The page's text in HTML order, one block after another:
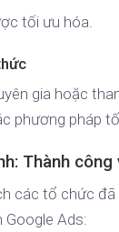
tối ưu hóa.
gia hoặc
phương pháp
Thành
các tổ chức đã
Ads: